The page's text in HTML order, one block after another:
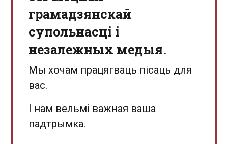
грамадзянскай
супольнасці і
незалежных медыя.
Мы хочам працягваць пісаць для
вас.
І нам вельмі важная ваша
падтрымка.